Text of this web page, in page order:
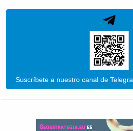
Suscríbete a nuestro canal de